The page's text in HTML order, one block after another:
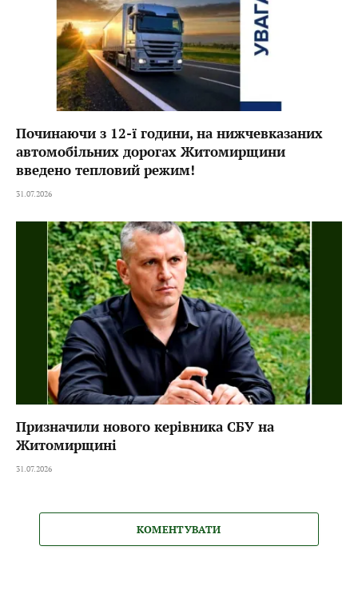
Починаючи з 12-ї години, на нижчевказаних
автомобільних дорогах Житомирщини
введено тепловий режим!
31.07.2026
Призначили нового керівника СБУ на
Житомирщині
31.07.2026
КОМЕНТУВАТИ